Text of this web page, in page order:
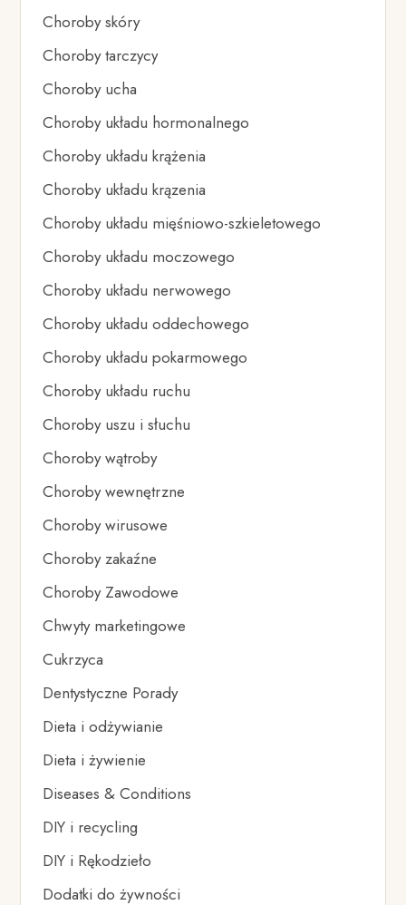
Choroby skóry
Choroby tarczycy
Choroby ucha
Choroby układu hormonalnego
Choroby układu krążenia
Choroby układu krązenia
Choroby układu mięśniowo-szkieletowego
Choroby układu moczowego
Choroby układu nerwowego
Choroby układu oddechowego
Choroby układu pokarmowego
Choroby układu ruchu
Choroby uszu i słuchu
Choroby wątroby
Choroby wewnętrzne
Choroby wirusowe
Choroby zakaźne
Choroby Zawodowe
Chwyty marketingowe
Cukrzyca
Dentystyczne Porady
Dieta i odżywianie
Dieta i żywienie
Diseases & Conditions
DIY i recycling
DIY i Rękodzieło
Dodatki do żywności